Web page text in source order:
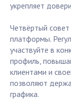
укрепляет
Четвёртый
платформы.
участвуйте в
профиль,
клиентами и
позволяют
графика.